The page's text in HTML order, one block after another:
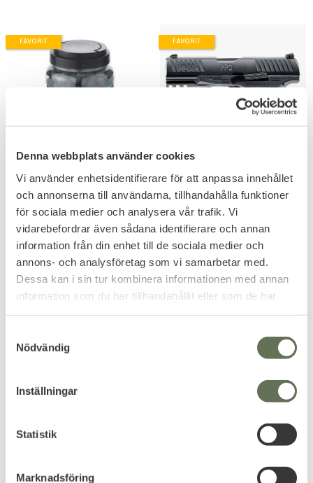
Denna webbplats använder cookies
Vi använder enhetsidentifierare för att anpassa innehållet
och annonserna till användarna, tillhandahålla funktioner
för sociala medier och analysera vår trafik. Vi
vidarebefordrar även sådana identifierare och annan
information från din enhet till de sociala medier och
annons- och analysföretag som vi samarbetar med.
Dessa kan i sin tur kombinera informationen med annan
information som du har tillhandahållit eller som de har
Nödvändig
Inställningar
Statistik
Marknadsföring
Lägg till i favoriter
Umarex T4E RB .43
Gummikulor 0,68g
500-pack Svart
Training for engagement.
999KR
FAVORIT
Lägg till i favoriter
Umarex Walther PPQ
M2 T4E .43 5J
Training For Engagement cal .43
CO2 5 Joule.
3 695KR
FAVORIT